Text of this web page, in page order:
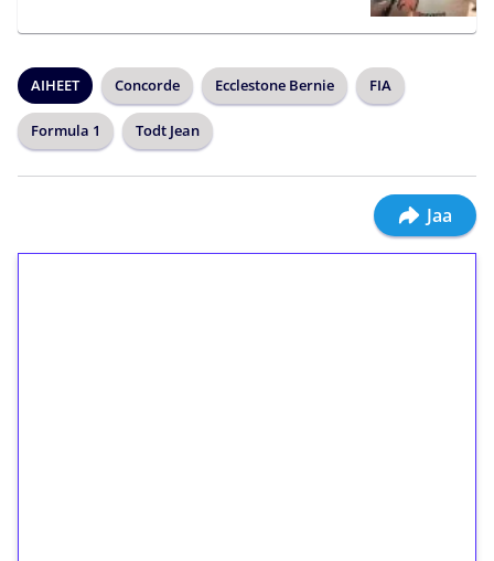
AIHEET Concorde Ecclestone Bernie FIA
Formula 1 Todt Jean
Jaa